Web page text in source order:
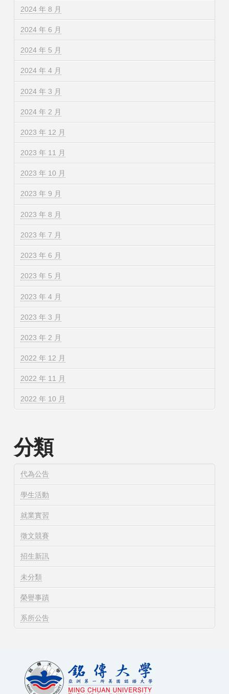
2024 年 8 月
2024 年 6 月
2024 年 5 月
2024 年 4 月
2024 年 3 月
2024 年 2 月
2023 年 12 月
2023 年 11 月
2023 年 10 月
2023 年 9 月
2023 年 8 月
2023 年 7 月
2023 年 6 月
2023 年 5 月
2023 年 4 月
2023 年 3 月
2023 年 2 月
2022 年 12 月
2022 年 11 月
2022 年 10 月
分類
代為公告
學生活動
就業實習
徵文競賽
招生新訊
未分類
榮譽事蹟
系所公告